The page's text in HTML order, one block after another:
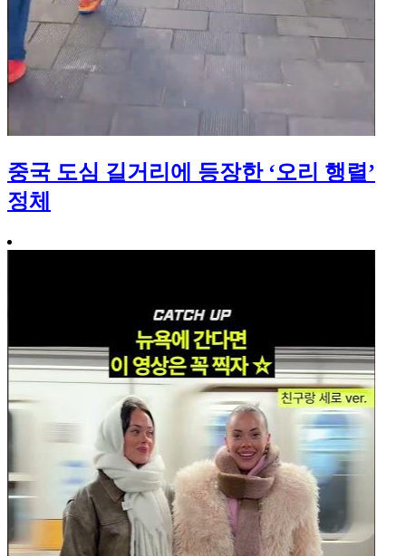
중국 도심 길거리에 등장한 ‘오리 행렬’
정체